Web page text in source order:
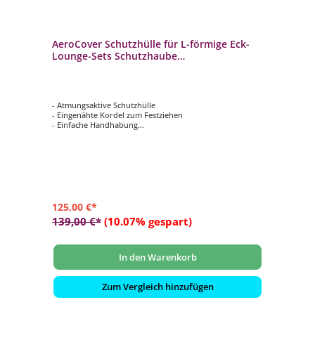
AeroCover Schutzhülle für L-förmige Eck-
Lounge-Sets Schutzhaube
- Atmungsaktive Schutzhülle
- Eingenähte Kordel zum Festziehen
- Einfache Handhabung
125,00 €*
139,00 €* (10.07% gespart)
In den Warenkorb
Zum Vergleich hinzufügen